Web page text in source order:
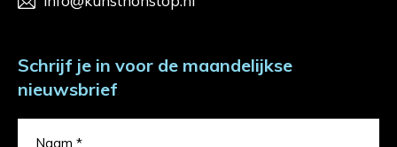
Schrijf je in voor de maandelijkse
nieuwsbrief